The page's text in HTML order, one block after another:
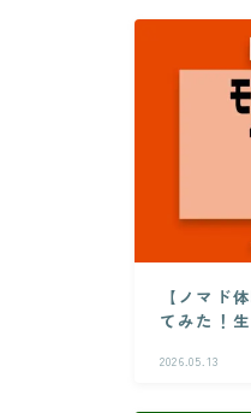
【ノマド
てみた！
2026.05.13